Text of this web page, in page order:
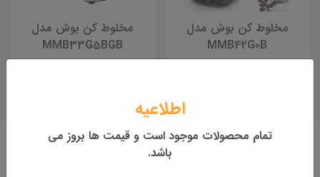
مخلوط کن بوش مدل
MMB42G0B
مخلوط کن بوش مدل
MMB33G5BGB
اطلاعیه
تمام محصولات موجود است و قیمت ها بروز می
باشد.